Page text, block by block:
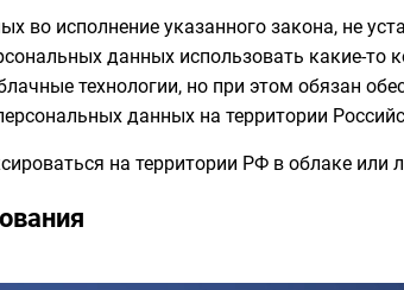
во исполнение указанного закона, не
данных использовать какие-то
технологии, но при этом обязан
данных на территории
на территории РФ в облаке или